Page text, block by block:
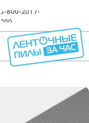
8-800-2017-
800